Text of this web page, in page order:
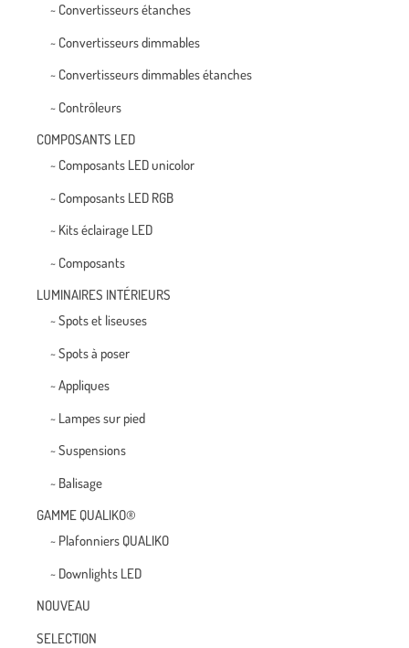
~ Convertisseurs étanches
~ Convertisseurs dimmables
~ Convertisseurs dimmables étanches
~ Contrôleurs
COMPOSANTS LED
~ Composants LED unicolor
~ Composants LED RGB
~ Kits éclairage LED
~ Composants
LUMINAIRES INTÉRIEURS
~ Spots et liseuses
~ Spots à poser
~ Appliques
~ Lampes sur pied
~ Suspensions
~ Balisage
GAMME QUALIKO®
~ Plafonniers QUALIKO
~ Downlights LED
NOUVEAU
SELECTION